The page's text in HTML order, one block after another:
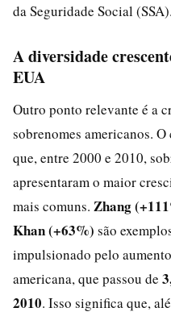
da Seguridade Social (SSA).
A diversidade
EUA
Outro ponto relevante é a
sobrenomes americanos.
que, entre 2000 e 2010,
apresentaram o maior
mais comuns. Zhang
Khan (+63%) são
impulsionado pelo
americana, que passou de
2010. Isso significa que,